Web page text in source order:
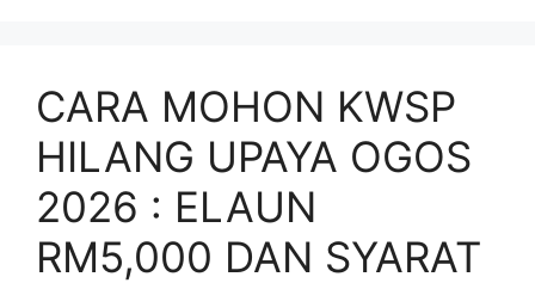
CARA MOHON KWSP
HILANG UPAYA OGOS
2026 : ELAUN
RM5,000 DAN SYARAT